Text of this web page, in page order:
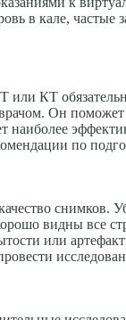
в кале, частые
или КТ
Он
наиболее
по
снимков.
видны все
или